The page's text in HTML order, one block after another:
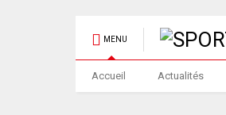
MENU
Accueil Actualités